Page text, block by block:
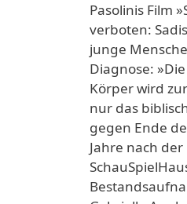
Pasolinis Film
verboten:
junge
Diagnose:
Körper wird
nur das
gegen Ende
Jahre nach